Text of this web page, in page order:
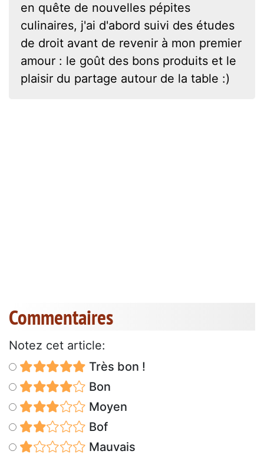
en quête de nouvelles pépites
culinaires, j'ai d'abord suivi des études
de droit avant de revenir à mon premier
amour : le goût des bons produits et le
plaisir du partage autour de la table :)
Commentaires
Notez cet article:
Très bon !
Bon
Moyen
Bof
Mauvais